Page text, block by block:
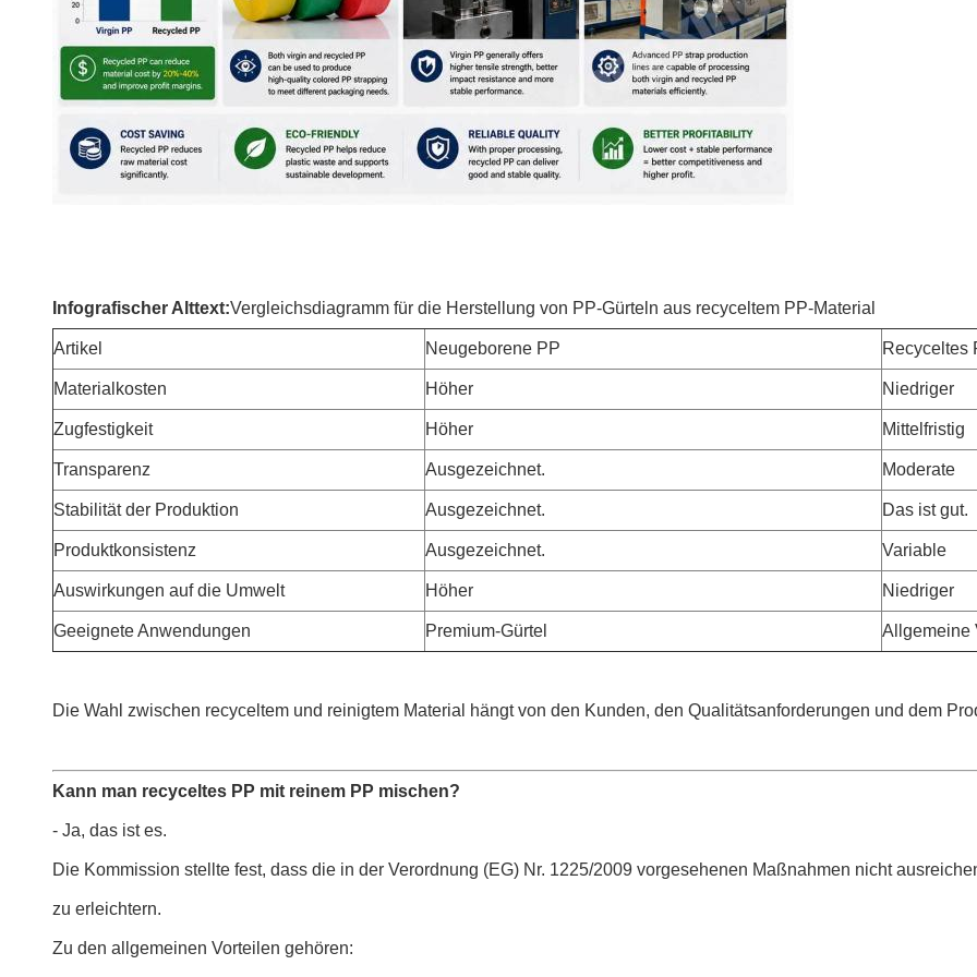
Infografischer Alttext:Vergleichsdiagramm für die Herstellung von PP-Gürteln aus recyceltem PP-Material
Artikel Neugeborene PP Recyceltes
Materialkosten Höher Niedriger
Zugfestigkeit Höher Mittelfristig
Transparenz Ausgezeichnet. Moderate
Stabilität der Produktion Ausgezeichnet. Das ist gut.
Produktkonsistenz Ausgezeichnet. Variable
Auswirkungen auf die Umwelt Höher Niedriger
Geeignete Anwendungen Premium-Gürtel Allgemeine
Die Wahl zwischen recyceltem und reinigtem Material hängt von den Kunden, den Qualitätsanforderungen und dem
Kann man recyceltes PP mit reinem PP mischen?
- Ja, das ist es.
Die Kommission stellte fest, dass die in der Verordnung (EG) Nr. 1225/2009 vorgesehenen Maßnahmen nicht
zu erleichtern.
Zu den allgemeinen Vorteilen gehören: